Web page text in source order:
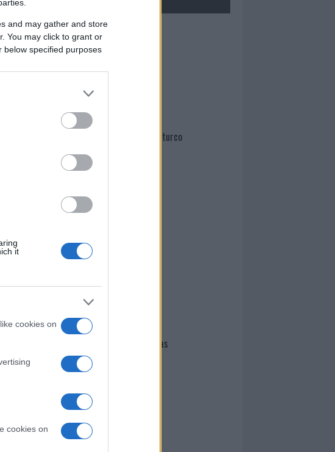
and may gather and store
You may click to grant or
below specified purposes
it
cookies on
cookies on
Mario Malu
Martina Agostina Diturco
I nostri cari
I nostri cari
Giovannimaria Cabras